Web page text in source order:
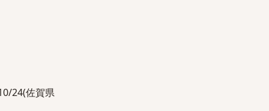
24(佐賀県